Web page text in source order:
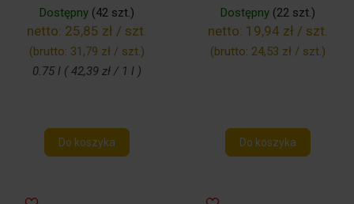
Dostępny(42 szt.)
netto: 25,85 zł / szt.
(brutto: 31,79 zł / szt.)
0.75 l ( 42,39 zł / 1 l )
Do koszyka
Dostępny(22 szt.)
netto: 19,94 zł / szt.
(brutto: 24,53 zł / szt.)
Do koszyka